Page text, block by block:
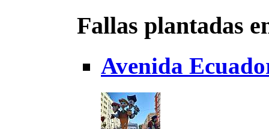
Fallas plantadas
Avenida